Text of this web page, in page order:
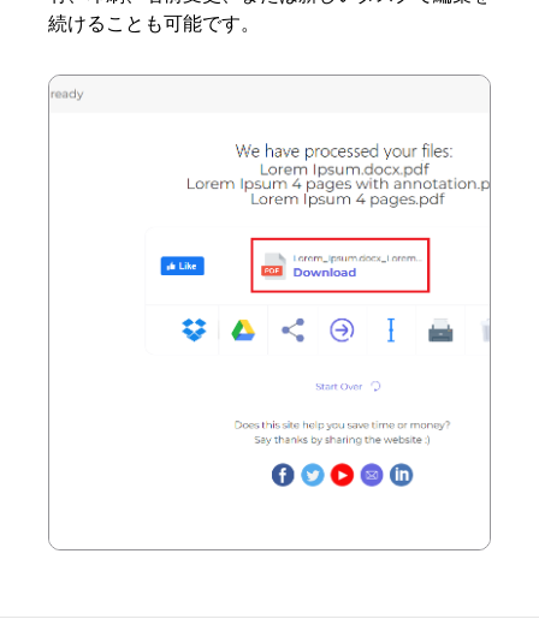
続けることも可能です。